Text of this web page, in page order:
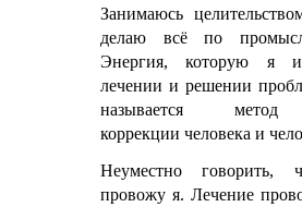
Занимаюсь
делаю всё по
Энергия, которую я
лечении и решении
называется метод
коррекции человека и
Неуместно говорить,
провожу я. Лечение